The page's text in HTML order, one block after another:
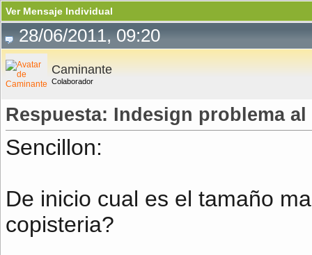
Ver Mensaje Individual
28/06/2011, 09:20
Caminante
Colaborador
Respuesta: Indesign problema
Sencillon:
De inicio cual es el tamaño
copisteria?